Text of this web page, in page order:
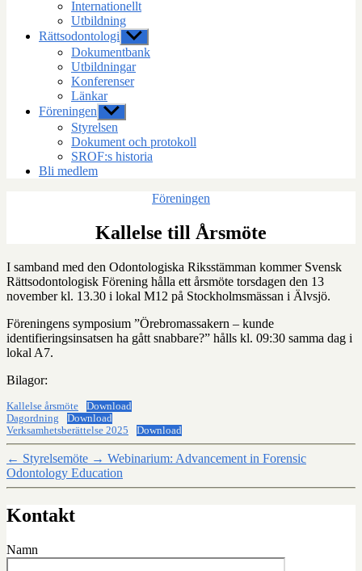
Internationellt
Utbildning
Rättsodontologi Visa
undermeny
Dokumentbank
Utbildningar
Konferenser
Länkar
Föreningen Visa
undermeny
Styrelsen
Dokument och protokoll
SROF:s historia
Bli medlem
Kategorier
Föreningen
Kallelse till Årsmöte
I samband med den Odontologiska Riksstämman kommer Svensk
Rättsodontologisk Förening hålla ett årsmöte torsdagen den 13
november kl. 13.30 i lokal M12 på Stockholmsmässan i Älvsjö.
Föreningens symposium ”Örebromassakern – kunde
identifieringsinsatsen ha gått snabbare?” hålls kl. 09:30 samma dag i
lokal A7.
Bilagor:
Kallelse årsmöte
Download
Dagordning
Download
Verksamhetsberättelse 2025
Download
← Styrelsemöte → Webinarium: Advancement in Forensic
Odontology Education
Kontakt
Namn